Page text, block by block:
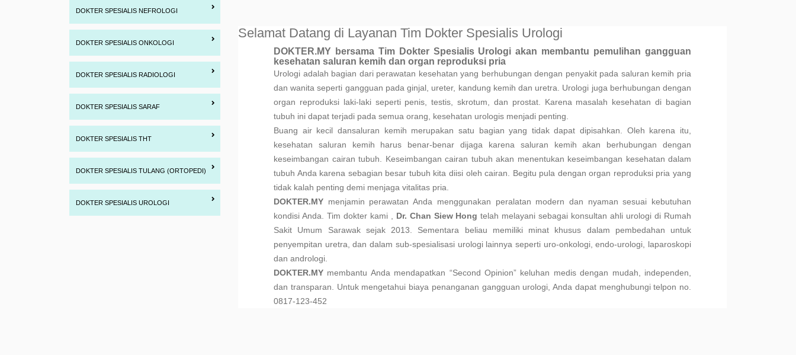
DOKTER SPESIALIS NEFROLOGI
DOKTER SPESIALIS ONKOLOGI
DOKTER SPESIALIS RADIOLOGI
DOKTER SPESIALIS SARAF
DOKTER SPESIALIS THT
DOKTER SPESIALIS TULANG (ORTOPEDI)
DOKTER SPESIALIS UROLOGI
Selamat Datang di Layanan Tim Dokter Spesialis Urologi
DOKTER.MY bersama Tim Dokter Spesialis Urologi akan membantu pemulihan gangguan
kesehatan saluran kemih dan organ reproduksi pria
Urologi adalah bagian dari perawatan kesehatan yang berhubungan dengan penyakit pada saluran kemih pria
dan wanita seperti gangguan pada ginjal, ureter, kandung kemih dan uretra. Urologi juga berhubungan dengan
organ reproduksi laki-laki seperti penis, testis, skrotum, dan prostat. Karena masalah kesehatan di bagian
tubuh ini dapat terjadi pada semua orang, kesehatan urologis menjadi penting.
Buang air kecil dansaluran kemih merupakan satu bagian yang tidak dapat dipisahkan. Oleh karena itu,
kesehatan saluran kemih harus benar-benar dijaga karena saluran kemih akan berhubungan dengan
keseimbangan cairan tubuh. Keseimbangan cairan tubuh akan menentukan keseimbangan kesehatan dalam
tubuh Anda karena sebagian besar tubuh kita diisi oleh cairan. Begitu pula dengan organ reproduksi pria yang
tidak kalah penting demi menjaga vitalitas pria.
DOKTER.MY menjamin perawatan Anda menggunakan peralatan modern dan nyaman sesuai kebutuhan
kondisi Anda. Tim dokter kami , Dr. Chan Siew Hong telah melayani sebagai konsultan ahli urologi di Rumah
Sakit Umum Sarawak sejak 2013. Sementara beliau memiliki minat khusus dalam pembedahan untuk
penyempitan uretra, dan dalam sub-spesialisasi urologi lainnya seperti uro-onkologi, endo-urologi, laparoskopi
dan andrologi.
DOKTER.MY membantu Anda mendapatkan “Second Opinion” keluhan medis dengan mudah, independen,
dan transparan. Untuk mengetahui biaya penanganan gangguan urologi, Anda dapat menghubungi telpon no.
0817-123-452